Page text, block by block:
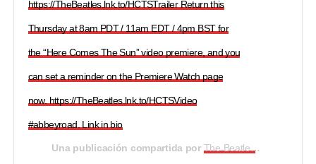
https://TheBeatles.lnk.to/HCTSTrailer Return this
Thursday at 8am PDT / 11am EDT / 4pm BST for
the “Here Comes The Sun” video premiere, and you
can set a reminder on the Premiere Watch page
now. https://TheBeatles.lnk.to/HCTSVideo
#abbeyroad. Link in bio
Una publicación compartida por The Beatles